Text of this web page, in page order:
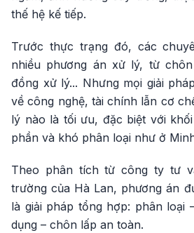
thế hệ kế tiếp.
Trước thực trạng đó, các
nhiều phương án xử lý, từ
đồng xử lý... Nhưng mọi giải
về công nghệ, tài chính lẫn cơ
lý nào là tối ưu, đặc biệt với
phần và khó phân loại như ở
Theo phân tích từ công ty tư
trường của Hà Lan, phương án
là giải pháp tổng hợp: phân loại
dụng – chôn lấp an toàn.